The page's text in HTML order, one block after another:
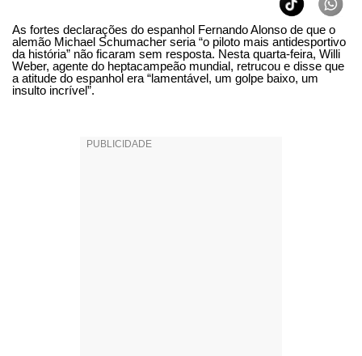
As fortes declarações do espanhol Fernando Alonso de que o
alemão Michael Schumacher seria “o piloto mais antidesportivo
da história” não ficaram sem resposta. Nesta quarta-feira, Willi
Weber, agente do heptacampeão mundial, retrucou e disse que
a atitude do espanhol era “lamentável, um golpe baixo, um
insulto incrível”.